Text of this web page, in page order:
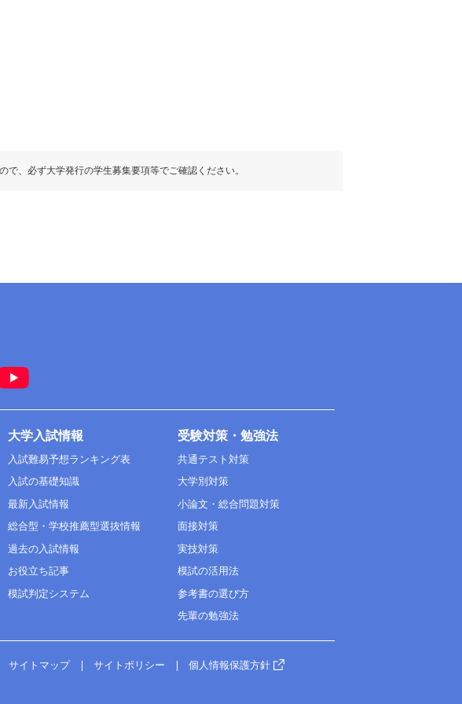
、必ず大学発行の学生募集要項等でご確認ください。
大学入試情報
入試難易予想ランキング表
入試の基礎知識
最新入試情報
総合型・学校推薦型選抜情報
過去の入試情報
お役立ち記事
模試判定システム
受験対策・勉強法
共通テスト対策
大学別対策
小論文・総合問題対策
面接対策
実技対策
模試の活用法
参考書の選び方
先輩の勉強法
サイトマップ サイトポリシー 個人情報保護方針